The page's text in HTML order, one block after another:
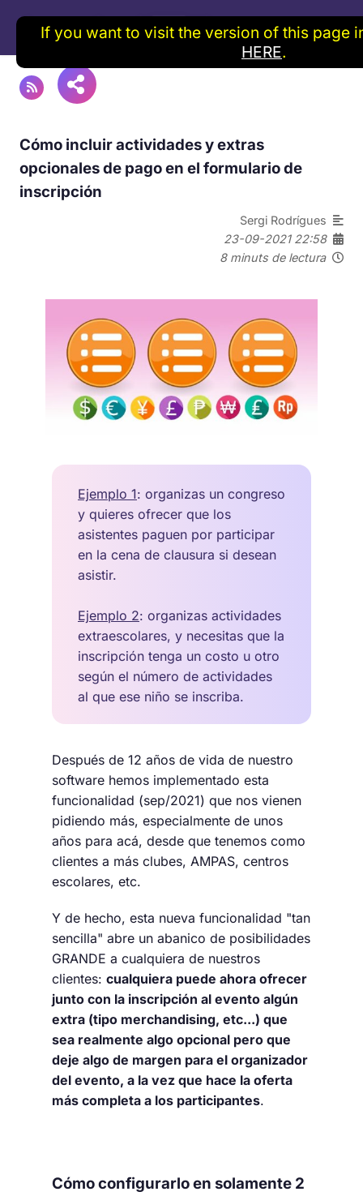
Cómo incluir actividades y extras
opcionales de pago en el formulario de
inscripción
Sergi Rodrígues
23-09-2021 22:58
8 minuts de lectura
Ejemplo 1: organizas un congreso
y quieres ofrecer que los
asistentes paguen por participar
en la cena de clausura si desean
asistir.
Ejemplo 2: organizas actividades
extraescolares, y necesitas que la
inscripción tenga un costo u otro
según el número de actividades
al que ese niño se inscriba.
Después de 12 años de vida de nuestro
software hemos implementado esta
funcionalidad (sep/2021) que nos vienen
pidiendo más, especialmente de unos
años para acá, desde que tenemos como
clientes a más clubes, AMPAS, centros
escolares, etc.
Y de hecho, esta nueva funcionalidad "tan
sencilla" abre un abanico de posibilidades
GRANDE a cualquiera de nuestros
clientes: cualquiera puede ahora ofrecer
junto con la inscripción al evento algún
extra (tipo merchandising, etc...) que
sea realmente algo opcional pero que
deje algo de margen para el organizador
del evento, a la vez que hace la oferta
más completa a los participantes.
Cómo configurarlo en solamente 2
If you want to visit the version of this page
HERE.